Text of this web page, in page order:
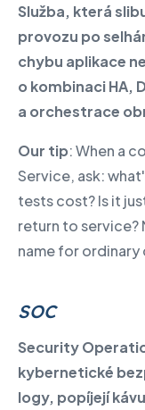
Služba, která
provozu po
chybu aplikace
o kombinaci HA,
a orchestrace
Our tip: When a
Service, ask:
tests cost? Is it
return to service?
name for
SOC
Security
kybernetické
logy, popíjejí